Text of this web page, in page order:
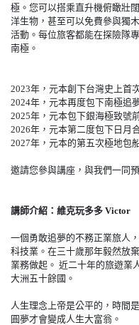
極。您可以搭乘直升機俯瞰壯
洋生物，甚至可以免費參與獨
活動。每位旅客都能在探險隊
南極。
2023年，元本創下台灣史上首
2024年，元本再度包下南極追
2025年，元本包下銀海極致號
2026年，元本第二度包下日月
2027年，元本的第五次極地包
邀請您參與講座，與我們一同
講師介紹：維克玩多多 Victor
一個勇敢追夢的不務正業旅人
科技業。在三十歲那年毅然放
業務做起。 近二十年的旅遊業
大洲五十餘國。
人生理念上帝是公平的，時間
圓夢才會變成人生大富翁。